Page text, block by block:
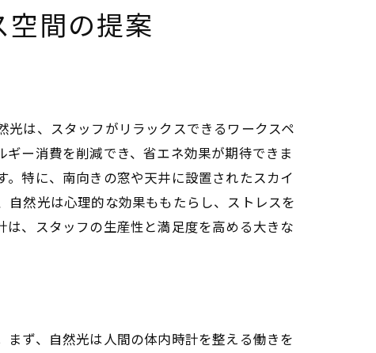
イント
間の提案
は、スタッフがリラックスできるワークスペ
ー消費を削減でき、省エネ効果が期待できま
特に、南向きの窓や天井に設置されたスカイ
然光は心理的な効果ももたらし、ストレスを
、スタッフの生産性と満足度を高める大きな
ず、自然光は人間の体内時計を整える働きを